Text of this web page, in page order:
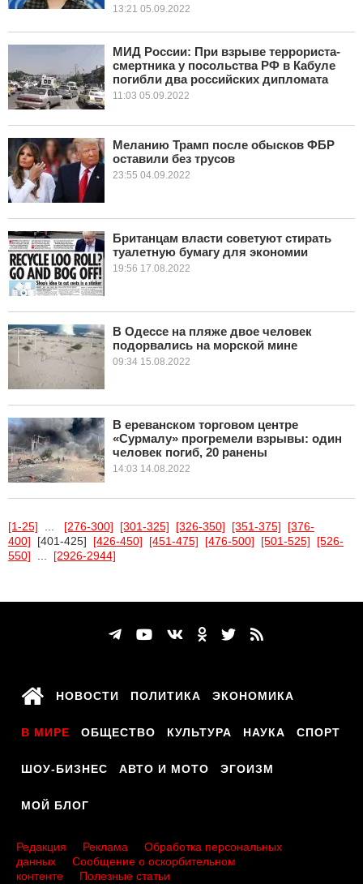
13:21 05.09.2022
МИД России: При взрыве террориста-
смертника у посольства РФ в Кабуле
погибли два российских дипломата
11:03 05.09.2022
Меланию Трамп после обысков ФБР
оставили без трусов
23:55 04.09.2022
Британцам власти советуют стирать
туалетную бумагу для экономии
19:56 17.08.2022
В Одессе на пляже двое человек
подорвались на морской мине
09:34 15.08.2022
В ереванском торговом центре
«Сурмалу» прогремели взрывы: один
человек погиб, 20 ранены
14:03 14.08.2022
[1-25] [276-300] [301-325] [326-350] [351-375]
[376-
400] [401-425] [426-450] [451-475] [476-500] [501-525]
[526-
550]
[2926-2944]
НОВОСТИ ПОЛИТИКА ЭКОНОМИКА
В МИРЕ ОБЩЕСТВО КУЛЬТУРА НАУКА СПОРТ
ШОУ-БИЗНЕС АВТО И МОТО ЭГОИЗМ
МОЙ БЛОГ
Редакция Реклама
Обработка персональных
данных
Сообщение о оскорбительном
контенте
Полезные статьи